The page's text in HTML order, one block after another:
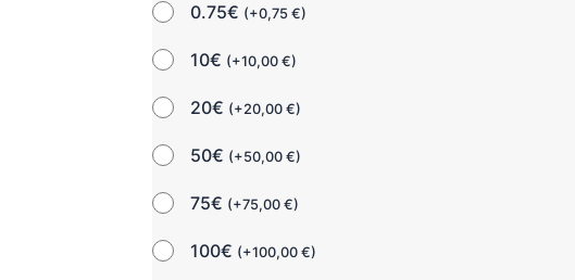
0.75€ (+0,75€)
10€ (+10,00€)
20€ (+20,00€)
50€ (+50,00€)
75€ (+75,00€)
100€ (+100,00€)